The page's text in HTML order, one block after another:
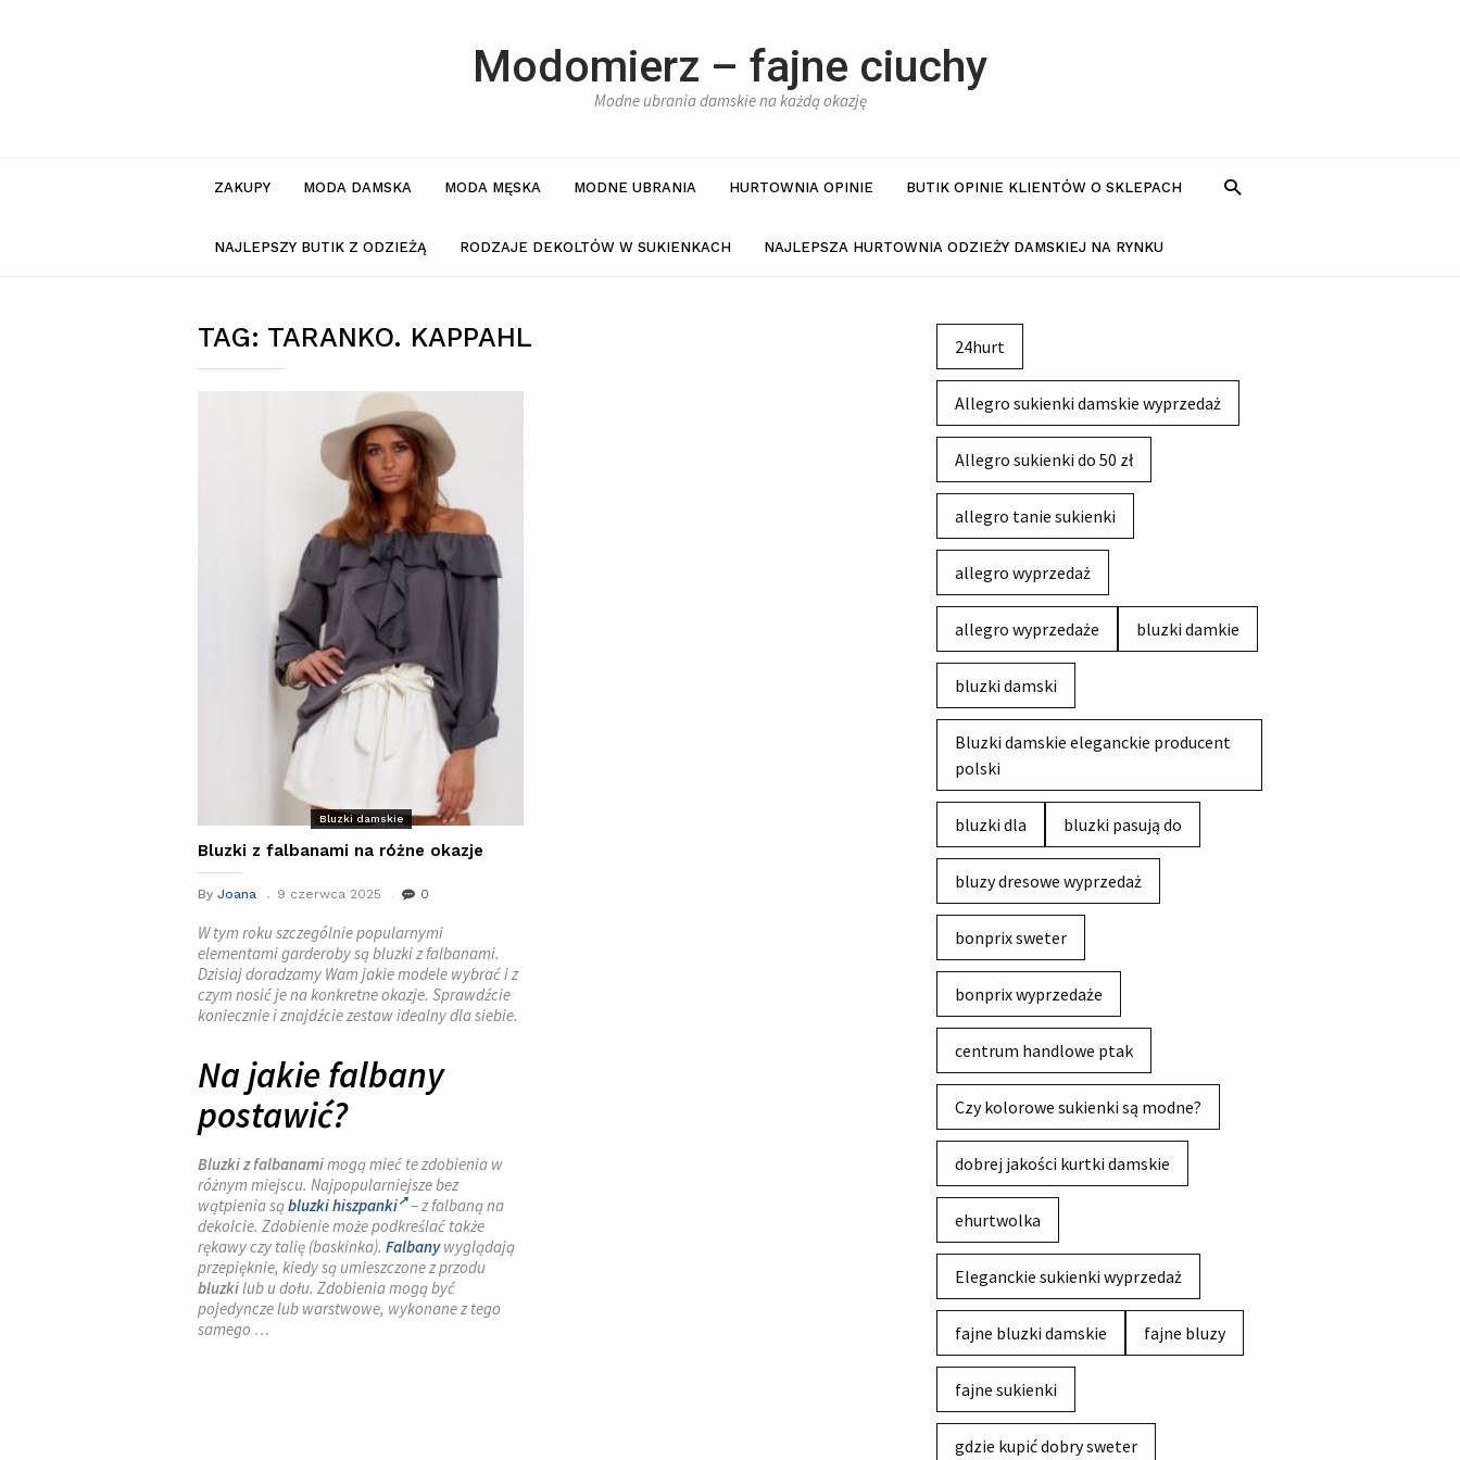
Modomierz – fajne ciuchy
Modne ubrania damskie na każdą okazję
ZAKUPY MODA DAMSKA MODA MĘSKA MODNE UBRANIA HURTOWNIA OPINIE BUTIK OPINIE KLIENTÓW O SKLEPACH
NAJLEPSZY BUTIK Z ODZIEŻĄ RODZAJE DEKOLTÓW W SUKIENKACH NAJLEPSZA HURTOWNIA ODZIEŻY DAMSKIEJ NA RYNKU
TAG: TARANKO. KAPPAHL
Bluzki damskie
Bluzki z falbanami na różne okazje
By Joana 9 czerwca 2025 0
W tym roku szczególnie popularnymi
elementami garderoby są bluzki z falbanami.
Dzisiaj doradzamy Wam jakie modele wybrać i z
czym nosić je na konkretne okazje. Sprawdźcie
koniecznie i znajdźcie zestaw idealny dla siebie.
Na jakie falbany
postawić?
Bluzki z falbanamimogą mieć te zdobienia w
różnym miejscu. Najpopularniejsze bez
wątpienia sąbluzki hiszpanki – z falbaną na
dekolcie. Zdobienie może podkreślać także
rękawy czy talię (baskinka). Falbanywyglądają
przepięknie, kiedy są umieszczone z przodu
bluzkilub u dołu. Zdobienia mogą być
pojedyncze lub warstwowe, wykonane z tego
samego …
24hurt
Allegro sukienki damskie wyprzedaż
Allegro sukienki do 50 zł
allegro tanie sukienki
allegro wyprzedaż
allegro wyprzedaże bluzki damkie
bluzki damski
Bluzki damskie eleganckie producent
polski
bluzki dla bluzki pasują do
bluzy dresowe wyprzedaż
bonprix sweter
bonprix wyprzedaże
centrum handlowe ptak
Czy kolorowe sukienki są modne?
dobrej jakości kurtki damskie
ehurtwolka
Eleganckie sukienki wyprzedaż
fajne bluzki damskie fajne bluzy
fajne sukienki
gdzie kupić dobry sweter